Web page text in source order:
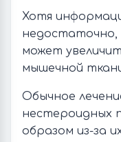
Хотя
недостаточно,
может
мышечной
Обычное
нестероидных
образом из-за